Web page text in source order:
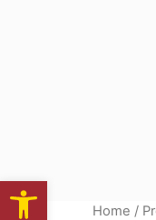
Abrir barra de
Home /